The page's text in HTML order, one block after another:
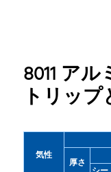
8011 ア
トリッ
気性
厚さ